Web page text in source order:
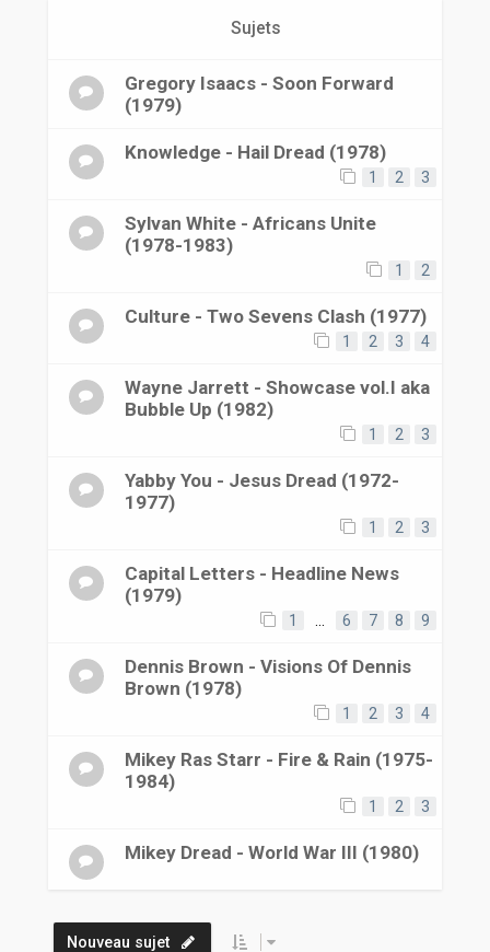
Sujets
Gregory Isaacs - Soon Forward
(1979)
Knowledge - Hail Dread (1978)
1 2 3
Sylvan White - Africans Unite
(1978-1983)
1 2
Culture - Two Sevens Clash (1977)
1 2 3 4
Wayne Jarrett - Showcase vol.I aka
Bubble Up (1982)
1 2 3
Yabby You - Jesus Dread (1972-
1977)
1 2 3
Capital Letters - Headline News
(1979)
1 6 7 8 9
Dennis Brown - Visions Of Dennis
Brown (1978)
1 2 3 4
Mikey Ras Starr - Fire & Rain (1975-
1984)
1 2 3
Mikey Dread - World War III (1980)
Nouveau sujet